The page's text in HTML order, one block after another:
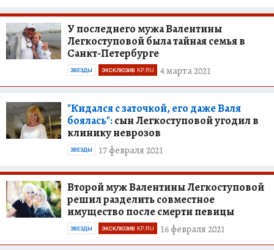
У последнего мужа Валентины
Легкоступовой была тайная семья в
Санкт-Петербурге
4 марта 2021
ЗВЕЗДЫ ЭКСКЛЮЗИВ KP.RU
"Кидался с заточкой, его даже Валя
боялась":сын Легкоступовой угодил в
клинику неврозов
17 февраля 2021
ЗВЕЗДЫ
Второй муж Валентины Легкоступовой
решил разделить совместное
имущество после смерти певицы
16 февраля 2021
ЗВЕЗДЫ ЭКСКЛЮЗИВ KP.RU